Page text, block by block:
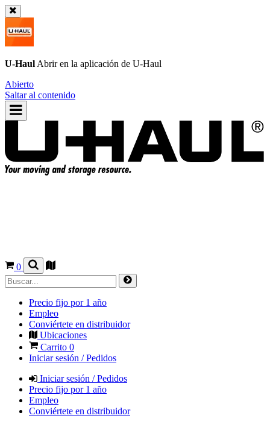
U-Haul Abrir en la aplicación de U-Haul
Abierto
Saltar al contenido
0
Precio fijo por 1 año
Empleo
Conviértete en distribuidor
Ubicaciones
Carrito 0
Iniciar sesión / Pedidos
Iniciar sesión / Pedidos
Precio fijo por 1 año
Empleo
Conviértete en distribuidor